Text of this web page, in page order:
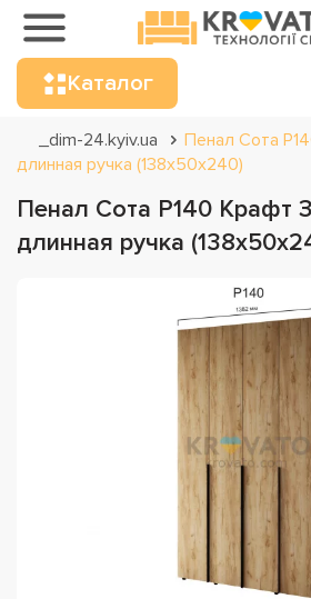
Каталог
_dim-24.kyiv.ua
Пенал Сота
длинная ручка (138х50х240)
Пенал Сота Р140 Крафт
длинная ручка